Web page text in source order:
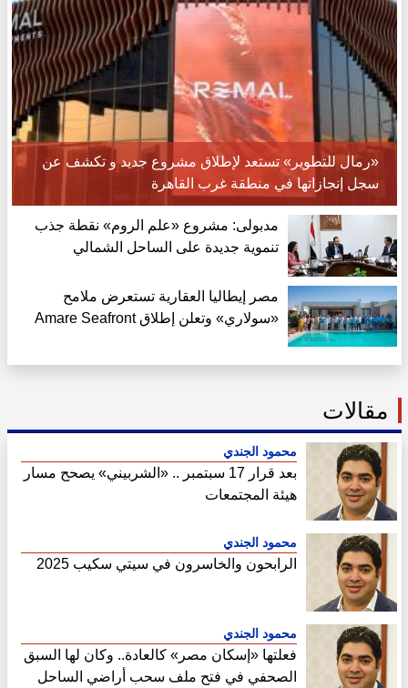
«رمال للتطوير» تستعد لإطلاق مشروع جديد و تكشف عن
سجل إنجازاتها في منطقة غرب القاهرة
مدبولى: مشروع «علم الروم» نقطة جذب
تنموية جديدة على الساحل الشمالي
مصر إيطاليا العقارية تستعرض ملامح
«سولاري» وتعلن إطلاق Amare Seafront
مقالات
محمود الجندي
بعد قرار 17 سبتمبر .. «الشربيني» يصحح مسار
هيئة المجتمعات
محمود الجندي
الرابحون والخاسرون في سيتي سكيب 2025
محمود الجندي
فعلتها «إسكان مصر» كالعادة.. وكان لها السبق
الصحفي في فتح ملف سحب أراضي الساحل